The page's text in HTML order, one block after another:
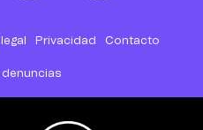
Privacidad Contacto
denuncias